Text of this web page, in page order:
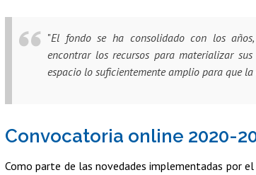
"El fondo se ha consolidado con los
encontrar los recursos para materializar
espacio lo suficientemente amplio para que
Convocatoria online 2020-
Como parte de las novedades implementadas por